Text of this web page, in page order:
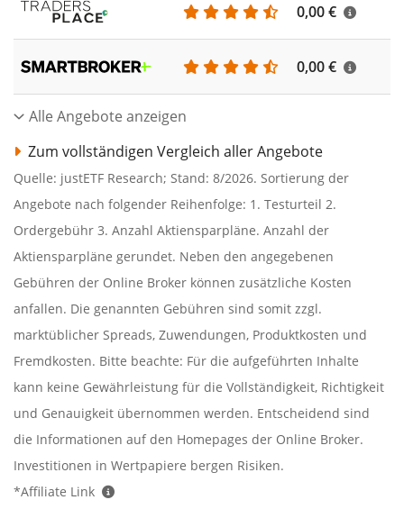
0,00 €
0,00 €
Alle Angebote anzeigen
Zum vollständigen Vergleich aller Angebote
Quelle: justETF Research; Stand: 8/2026. Sortierung der
Angebote nach folgender Reihenfolge: 1. Testurteil 2.
Ordergebühr 3. Anzahl Aktiensparpläne. Anzahl der
Aktiensparpläne gerundet. Neben den angegebenen
Gebühren der Online Broker können zusätzliche Kosten
anfallen. Die genannten Gebühren sind somit zzgl.
marktüblicher Spreads, Zuwendungen, Produktkosten und
Fremdkosten. Bitte beachte: Für die aufgeführten Inhalte
kann keine Gewährleistung für die Vollständigkeit, Richtigkeit
und Genauigkeit übernommen werden. Entscheidend sind
die Informationen auf den Homepages der Online Broker.
Investitionen in Wertpapiere bergen Risiken.
*Affiliate Link